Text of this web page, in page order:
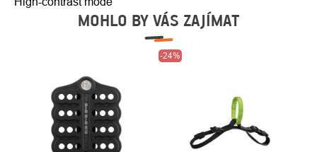
MOHLO BY VÁS ZAJÍMAT
-24%